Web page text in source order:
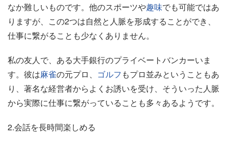
なか難しいものです。他のスポーツや趣味でも可能ではあ
りますが、この2つは自然と人脈を形成することができ、
仕事に繋がることも少なくありません。
私の友人で、ある大手銀行のプライベートバンカーいま
す。彼は麻雀の元プロ、 ゴルフ もプロ並みということもあ
り、著名な経営者からよくお誘いを受け、そういった人脈
から実際に仕事に繋がっていることも多々あるようです。
2.会話を長時間楽しめる